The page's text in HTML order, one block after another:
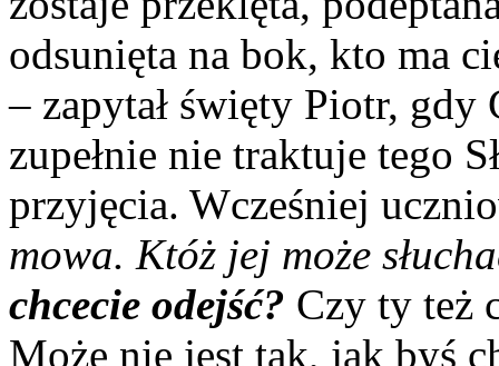
odsunięta na bok, kto ma
– zapytał święty Piotr, gdy
zupełnie nie traktuje tego
przyjęcia. Wcześniej
mowa. Któż jej może
chcecie odejść? Czy ty też
Może nie jest tak, jak byś